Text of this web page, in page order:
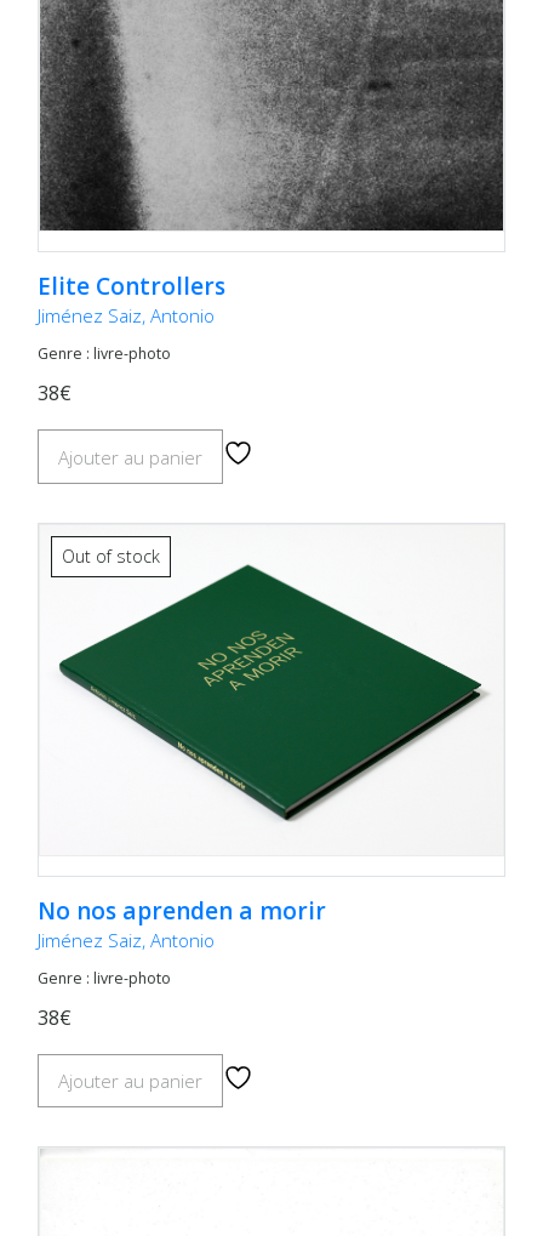
Elite Controllers
Jiménez Saiz, Antonio
Genre : livre-photo
38€
Ajouter au panier
Out of stock
No nos aprenden a morir
Jiménez Saiz, Antonio
Genre : livre-photo
38€
Ajouter au panier